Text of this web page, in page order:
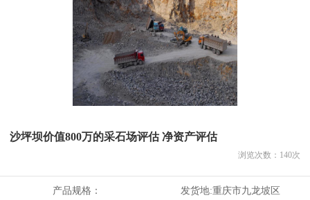
沙坪坝价值800万的采石场评估 净资产评估
浏览次数： 140次
产品规格： 发货地:重庆市九龙坡区